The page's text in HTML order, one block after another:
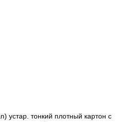
устар. тонкий плотный картон с